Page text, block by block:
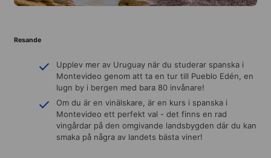
Resande
Upplev mer av Uruguay när du studerar spanska i
Montevideo genom att ta en tur till Pueblo Edén, en
lugn by i bergen med bara 80 invånare!
Om du är en vinälskare, är en kurs i spanska i
Montevideo ett perfekt val - det finns en rad
vingårdar på den omgivande landsbygden där du kan
smaka på några av landets bästa viner!